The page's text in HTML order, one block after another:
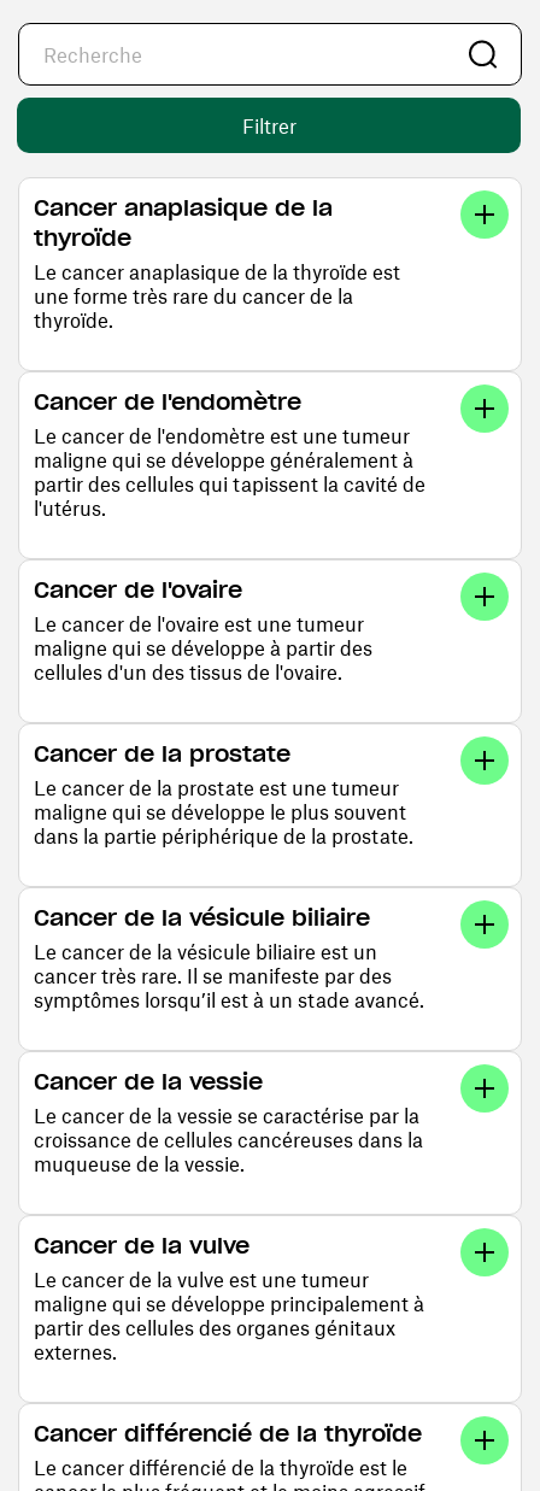
Filtrer
Cancer anaplasique de la
thyroïde
Le cancer anaplasique de la thyroïde est
une forme très rare du cancer de la
thyroïde.
Cancer de l'endomètre
Le cancer de l'endomètre est une tumeur
maligne qui se développe généralement à
partir des cellules qui tapissent la cavité de
l'utérus.
Cancer de l'ovaire
Le cancer de l'ovaire est une tumeur
maligne qui se développe à partir des
cellules d'un des tissus de l'ovaire.
Cancer de la prostate
Le cancer de la prostate est une tumeur
maligne qui se développe le plus souvent
dans la partie périphérique de la prostate.
Cancer de la vésicule biliaire
Le cancer de la vésicule biliaire est un
cancer très rare. Il se manifeste par des
symptômes lorsqu’il est à un stade avancé.
Cancer de la vessie
Le cancer de la vessie se caractérise par la
croissance de cellules cancéreuses dans la
muqueuse de la vessie.
Cancer de la vulve
Le cancer de la vulve est une tumeur
maligne qui se développe principalement à
partir des cellules des organes génitaux
externes.
Cancer différencié de la thyroïde
Le cancer différencié de la thyroïde est le